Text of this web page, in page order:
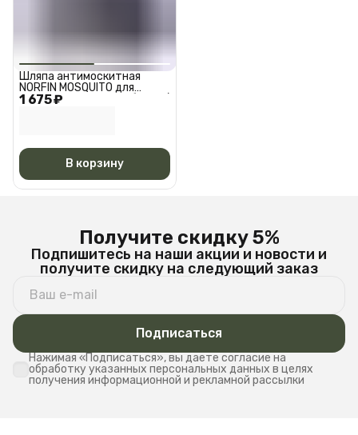
1 675 ₽
Шляпа антимоскитная
NORFIN MOSQUITO для
туризма. охоты и рыбалки /
В корзину
Получите скидку 5%
Подпишитесь на наши акции и новости и
получите скидку на следующий заказ
Подписаться
Нажимая «Подписаться», вы даете согласие на
обработку указанных персональных данных в целях
получения информационной и рекламной рассылки